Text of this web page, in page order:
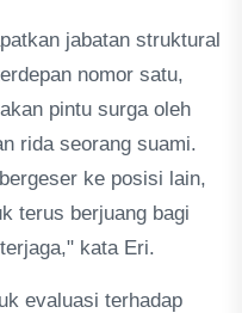
jabatan struktural
nomor satu,
pintu surga oleh
rida seorang suami.
ke posisi lain,
terus berjuang bagi
kata Eri.
evaluasi terhadap